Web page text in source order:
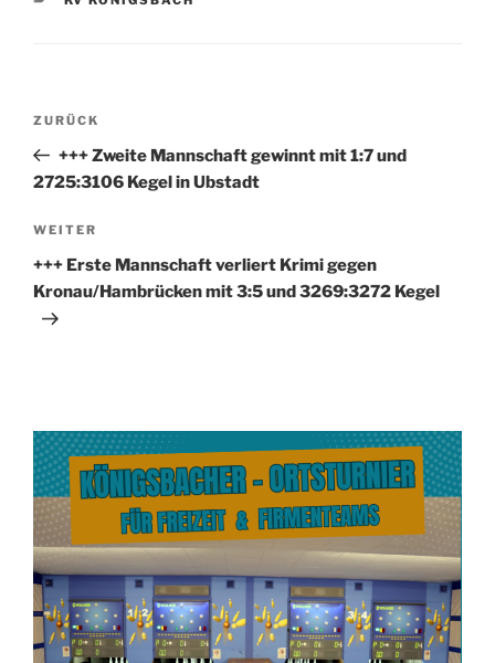
Beitragsnavigation
Vorheriger
Beitrag
ZURÜCK
+++ Zweite Mannschaft gewinnt mit 1:7 und
2725:3106 Kegel in Ubstadt
Nächster
Beitrag
WEITER
+++ Erste Mannschaft verliert Krimi gegen
Kronau/Hambrücken mit 3:5 und 3269:3272 Kegel